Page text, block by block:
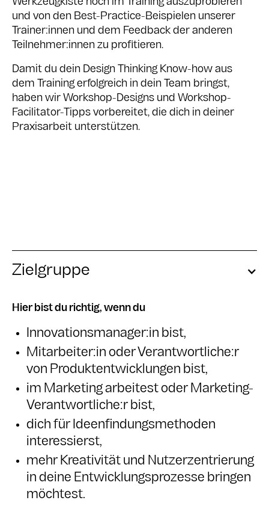
und von den Best-Practice-Beispielen unserer
Trainer:innen und dem Feedback der anderen
Teilnehmer:innen zu profitieren.
Damit du dein Design Thinking Know-how aus
dem Training erfolgreich in dein Team bringst,
haben wir Workshop-Designs und Workshop-
Facilitator-Tipps vorbereitet, die dich in deiner
Praxisarbeit unterstützen.
Zielgruppe
Hier bist du richtig, wenn du
Innovationsmanager:in bist,
Mitarbeiter:in oder Verantwortliche:r
von Produktentwicklungen bist,
im Marketing arbeitest oder Marketing-
Verantwortliche:r bist,
dich für Ideenfindungsmethoden
interessierst,
mehr Kreativität und Nutzerzentrierung
in deine Entwicklungsprozesse bringen
möchtest.